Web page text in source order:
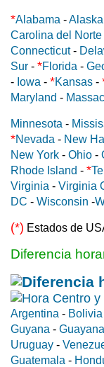
*Alabama -Alaska
Carolina del Norte
Connecticut-
Sur - *Florida -
- Iowa - *Kansas -
Maryland -
Minnesota -
*Nevada - New
New York - Ohio -
Rhode Island - *
Virginia - Virginia
DC - Wisconsin -
(*) Estados de
Diferencia
Argentina - Bolivia
Guyana -
Uruguay -
Guatemala -